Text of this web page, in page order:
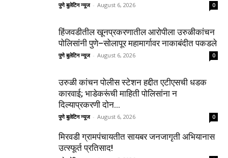
पुणे बुलेटिन न्यूज - August 6, 2026 0
हिंजवडीतील खूनप्रकरणातील आरोपीला उरुळीकांचन
पोलिसांनी पुणे–सोलापूर महामार्गावर नाकाबंदीत पकडले
पुणे बुलेटिन न्यूज - August 6, 2026 0
उरुळी कांचन पोलीस स्टेशन हद्दीत एटीएसची धडक
कारवाई; भाडेकरूंची माहिती पोलिसांना न
दिल्याप्रकरणी दोन...
पुणे बुलेटिन न्यूज - August 6, 2026 0
मिरवडी ग्रामपंचायतीत सायबर जनजागृती अभियानास
उत्स्फूर्त प्रतिसाद!